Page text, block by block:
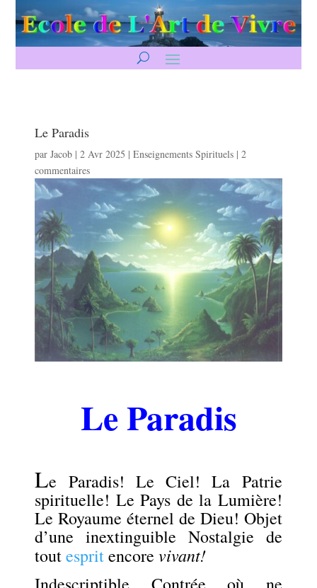
Le Paradis
parJacob |2 Avr 2025 |Enseignements Spirituels |2
commentaires
Le Paradis
Le Paradis! Le Ciel! La Patrie
spirituelle! Le Pays de la Lumière!
Le Royaume éternel de Dieu! Objet
d’une inextinguible Nostalgie de
toutespritencorevivant!